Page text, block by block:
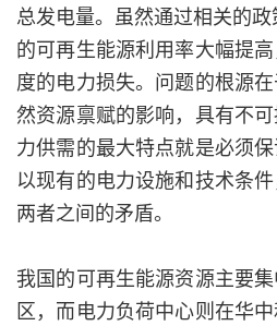
总发电量。虽然通过相关的
的可再生能源利用率大幅提
度的电力损失。问题的根源
然资源禀赋的影响，具有不
力供需的最大特点就是必须保
以现有的电力设施和技术条
两者之间的矛盾。
我国的可再生能源资源主要
区，而电力负荷中心则在华